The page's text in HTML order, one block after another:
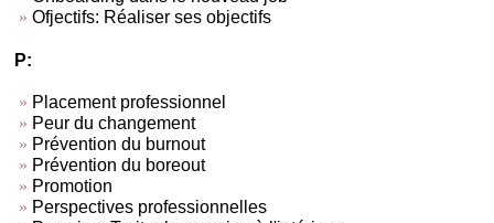
Ofjectifs: Réaliser ses objectifs
P:
Placement professionnel
Peur du changement
Prévention du burnout
Prévention du boreout
Promotion
Perspectives professionnelles